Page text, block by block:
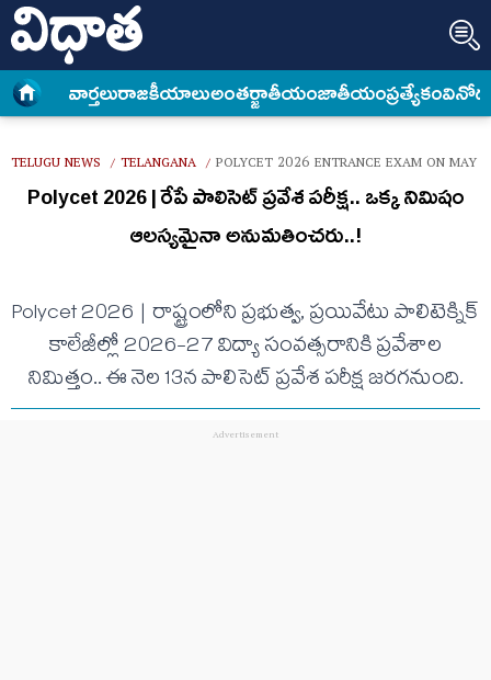
వార్త‌లురాజకీయాలుఅంత‌ర్జాతీయంజాతీయంప్రత్యేకం
TELUGU NEWS / TELANGANA / POLYCET 2026 ENTRANCE EXAM ON MAY
Polycet 2026 | రేపే పాలిసెట్ ప్ర‌వేశ ప‌రీక్ష‌.. ఒక్క నిమిషం
ఆల‌స్య‌మైనా అనుమ‌తించ‌రు..!
Polycet 2026 | రాష్ట్రంలోని ప్ర‌భుత్వ‌, ప్ర‌యివేటు పాలిటెక్నిక్
కాలేజీల్లో 2026-27 విద్యా సంవ‌త్స‌రానికి ప్ర‌వేశాల
నిమిత్తం.. ఈ నెల 13న పాలిసెట్ ప్ర‌వేశ ప‌రీక్ష జ‌ర‌గ‌నుంది.